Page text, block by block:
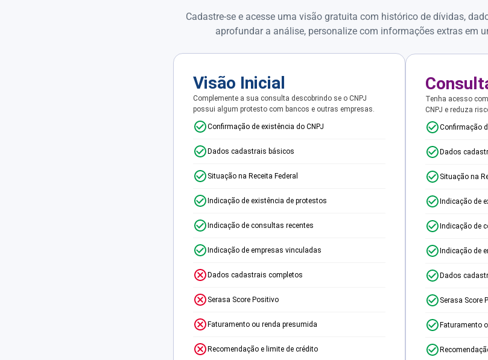
Cadastre-se e acesse uma visão gratuita com histórico de dívidas,
aprofundar a análise, personalize com informações extras em
Visão Inicial
Complemente a sua consulta descobrindo se o CNPJ
possui algum protesto com bancos e outras empresas.
Confirmação de existência do CNPJ
Dados cadastrais básicos
Situação na Receita Federal
Indicação de existência de protestos
Indicação de consultas recentes
Indicação de empresas vinculadas
Dados cadastrais completos
Serasa Score Positivo
Faturamento ou renda presumida
Recomendação e limite de crédito
Tenha acesso
CNPJ e reduza
Confirmação
Dados
Situação na
Indicação de
Indicação de
Indicação de
Dados
Serasa Score
Faturamento